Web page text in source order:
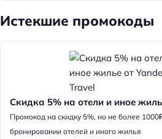
Истекшие промокоды
Скидка 5% на отели и иное
Промокод на скидку 5%, но не более
бронировании отелей и иного жилья